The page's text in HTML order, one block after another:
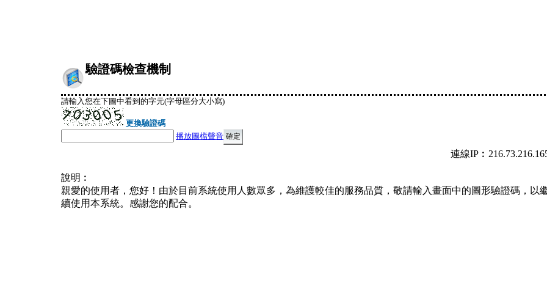
驗證碼檢查機制
請輸入您在下圖中看到的字元(字母區分大小寫)
更換驗證碼
播放圖檔聲音
連線
說明︰
親愛的使用者，您好！由於目前系統使用人數眾多，為維護較佳的服務品質，敬請輸入畫面中的圖形驗證碼，以
續使用本系統。感謝您的配合。